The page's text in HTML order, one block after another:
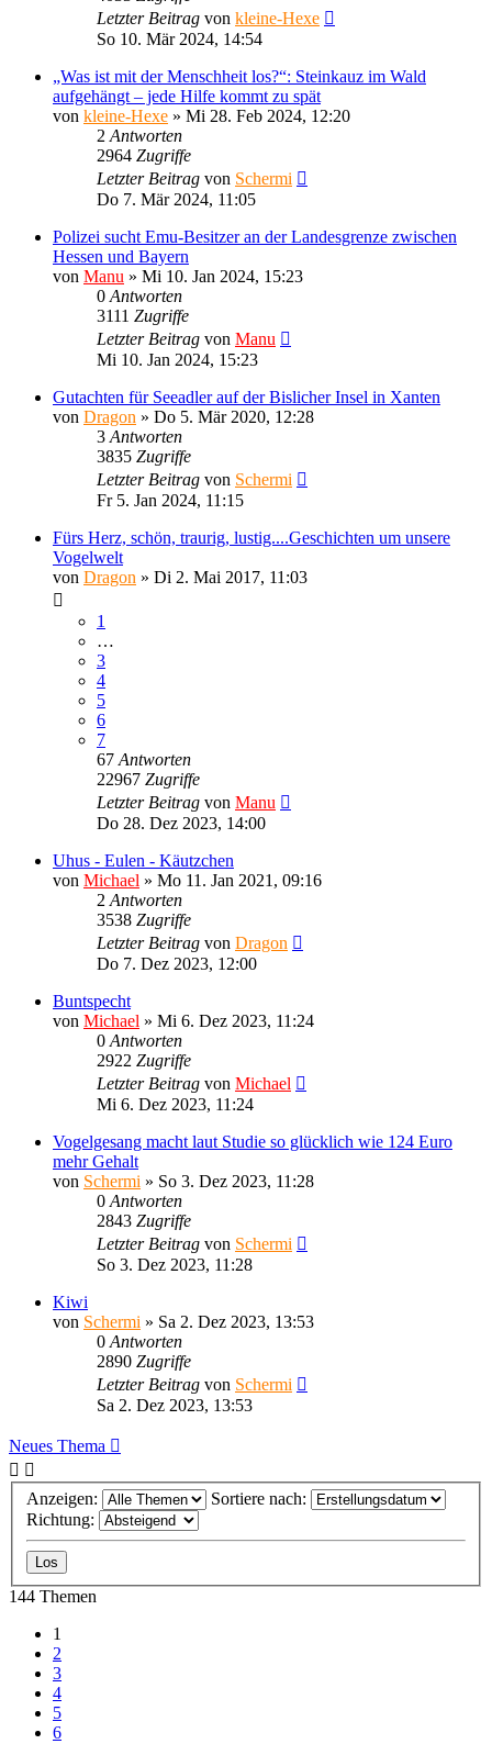
Letzter Beitrag von kleine-Hexe
So 10. Mär 2024, 14:54
„Was ist mit der Menschheit los?“: Steinkauz im Wald
aufgehängt – jede Hilfe kommt zu spät
von kleine-Hexe » Mi 28. Feb 2024, 12:20
2 Antworten
2964 Zugriffe
Letzter Beitrag von Schermi
Do 7. Mär 2024, 11:05
Polizei sucht Emu-Besitzer an der Landesgrenze zwischen
Hessen und Bayern
von Manu » Mi 10. Jan 2024, 15:23
0 Antworten
3111 Zugriffe
Letzter Beitrag von Manu
Mi 10. Jan 2024, 15:23
Gutachten für Seeadler auf der Bislicher Insel in Xanten
von Dragon » Do 5. Mär 2020, 12:28
3 Antworten
3835 Zugriffe
Letzter Beitrag von Schermi
Fr 5. Jan 2024, 11:15
Fürs Herz, schön, traurig, lustig....Geschichten um unsere
Vogelwelt
von Dragon » Di 2. Mai 2017, 11:03
1
…
3
4
5
6
7
67 Antworten
22967 Zugriffe
Letzter Beitrag von Manu
Do 28. Dez 2023, 14:00
Uhus - Eulen - Käutzchen
von Michael » Mo 11. Jan 2021, 09:16
2 Antworten
3538 Zugriffe
Letzter Beitrag von Dragon
Do 7. Dez 2023, 12:00
Buntspecht
von Michael » Mi 6. Dez 2023, 11:24
0 Antworten
2922 Zugriffe
Letzter Beitrag von Michael
Mi 6. Dez 2023, 11:24
Vogelgesang macht laut Studie so glücklich wie 124 Euro
mehr Gehalt
von Schermi » So 3. Dez 2023, 11:28
0 Antworten
2843 Zugriffe
Letzter Beitrag von Schermi
So 3. Dez 2023, 11:28
Kiwi
von Schermi » Sa 2. Dez 2023, 13:53
0 Antworten
2890 Zugriffe
Letzter Beitrag von Schermi
Sa 2. Dez 2023, 13:53
Neues Thema
Anzeigen:
Sortiere nach:
Richtung:
144 Themen
1
2
3
4
5
6